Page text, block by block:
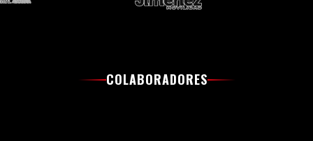
COLABORADORES